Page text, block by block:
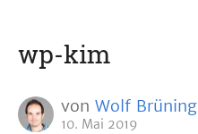
wp-kim
von Wolf Brüning
10. Mai 2019